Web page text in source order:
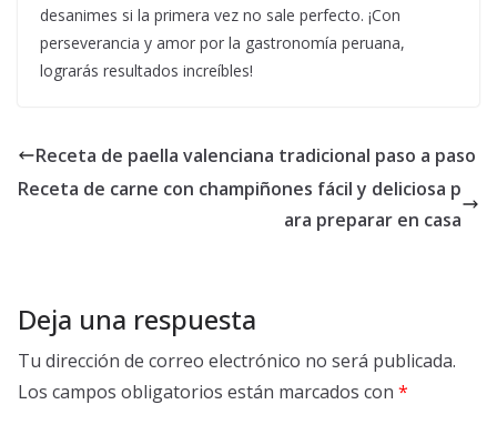
desanimes si la primera vez no sale perfecto. ¡Con
perseverancia y amor por la gastronomía peruana,
lograrás resultados increíbles!
Receta de paella valenciana tradicional paso a paso
Receta de carne con champiñones fácil y deliciosa p
ara preparar en casa
Deja una respuesta
Tu dirección de correo electrónico no será publicada.
Los campos obligatorios están marcados con *